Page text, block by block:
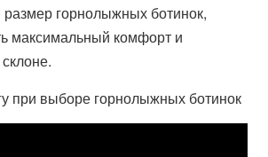
размер горнолыжных ботинок,
максимальный комфорт и
при выборе горнолыжных ботинок